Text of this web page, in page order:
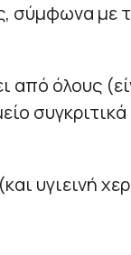
σύμφωνα με
από όλους
υγιεινή